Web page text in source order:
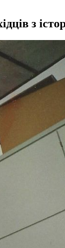
з